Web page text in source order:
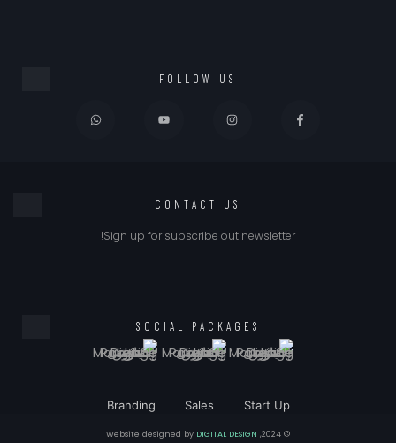
FOLLOW US
CONTACT US
Sign up for subscribe out newsletter!
SOCIAL PACKAGES
Start Up
Sales
Branding
© 2024, Website designed by
DIGITAL DESIGN